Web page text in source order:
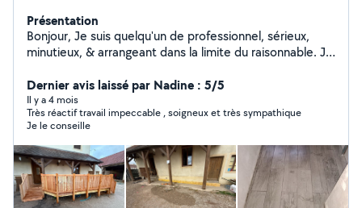
Présentation
Bonjour, Je suis quelqu'un de professionnel, sérieux,
minutieux, & arrangeant dans la limite du raisonnable. Je
Revêtements de sol Pose de lino,parquet,carrelage
Montage de meubles Création de meubles, dressing,
abris de jardin Entretien & propreté jardin Nettoyage
terrasse, murets Pose de portail, clôture, pavé Aide au
déménagement Travaux intérieur/extérieur Neuf &
Rénovation N'hésitez pas à me contacter si vous
souhaitez des photos de ce que je fais, ou des
informations complémentaires. Au plaisir.
Dernier avis laissé par Nadine : 5/5
Il y a 4 mois
Très réactif travail impeccable , soigneux et très sympathique
Je le conseille